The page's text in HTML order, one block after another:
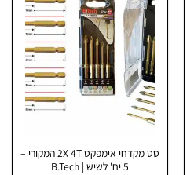
סט מקדחי אימפקט 2X 4T המקורי –